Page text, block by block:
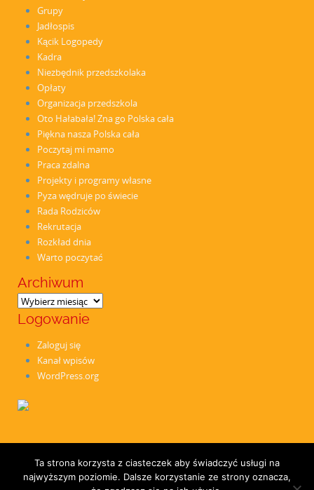
Grupy
Jadłospis
Kącik Logopedy
Kadra
Niezbędnik przedszkolaka
Opłaty
Organizacja przedszkola
Oto Hałabała! Zna go Polska cała
Piękna nasza Polska cała
Poczytaj mi mamo
Praca zdalna
Projekty i programy własne
Pyza wędruje po świecie
Rada Rodziców
Rekrutacja
Rozkład dnia
Warto poczytać
Archiwum
Archiwum
Logowanie
Zaloguj się
Kanał wpisów
WordPress.org
RODO
Deklaracja dostępności cyfrowej dla strony internetowej
Polityka
ochrony dzieci przed krzywdzeniem
Poczytaj Mi Mamo
Dla pracowników
Ta strona korzysta z ciasteczek aby świadczyć usługi na
najwyższym poziomie. Dalsze korzystanie ze strony oznacza,